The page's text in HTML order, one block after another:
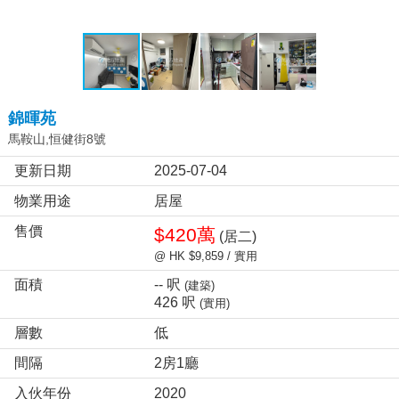
錦暉苑
馬鞍山,恒健街8號
更新日期
2025-07-04
物業用途
居屋
售價
$420萬 (居二)
@ HK $9,859 / 實用
面積 -- 呎 (建築)
426 呎 (實用)
層數
低
間隔
2房1廳
入伙年份
2020